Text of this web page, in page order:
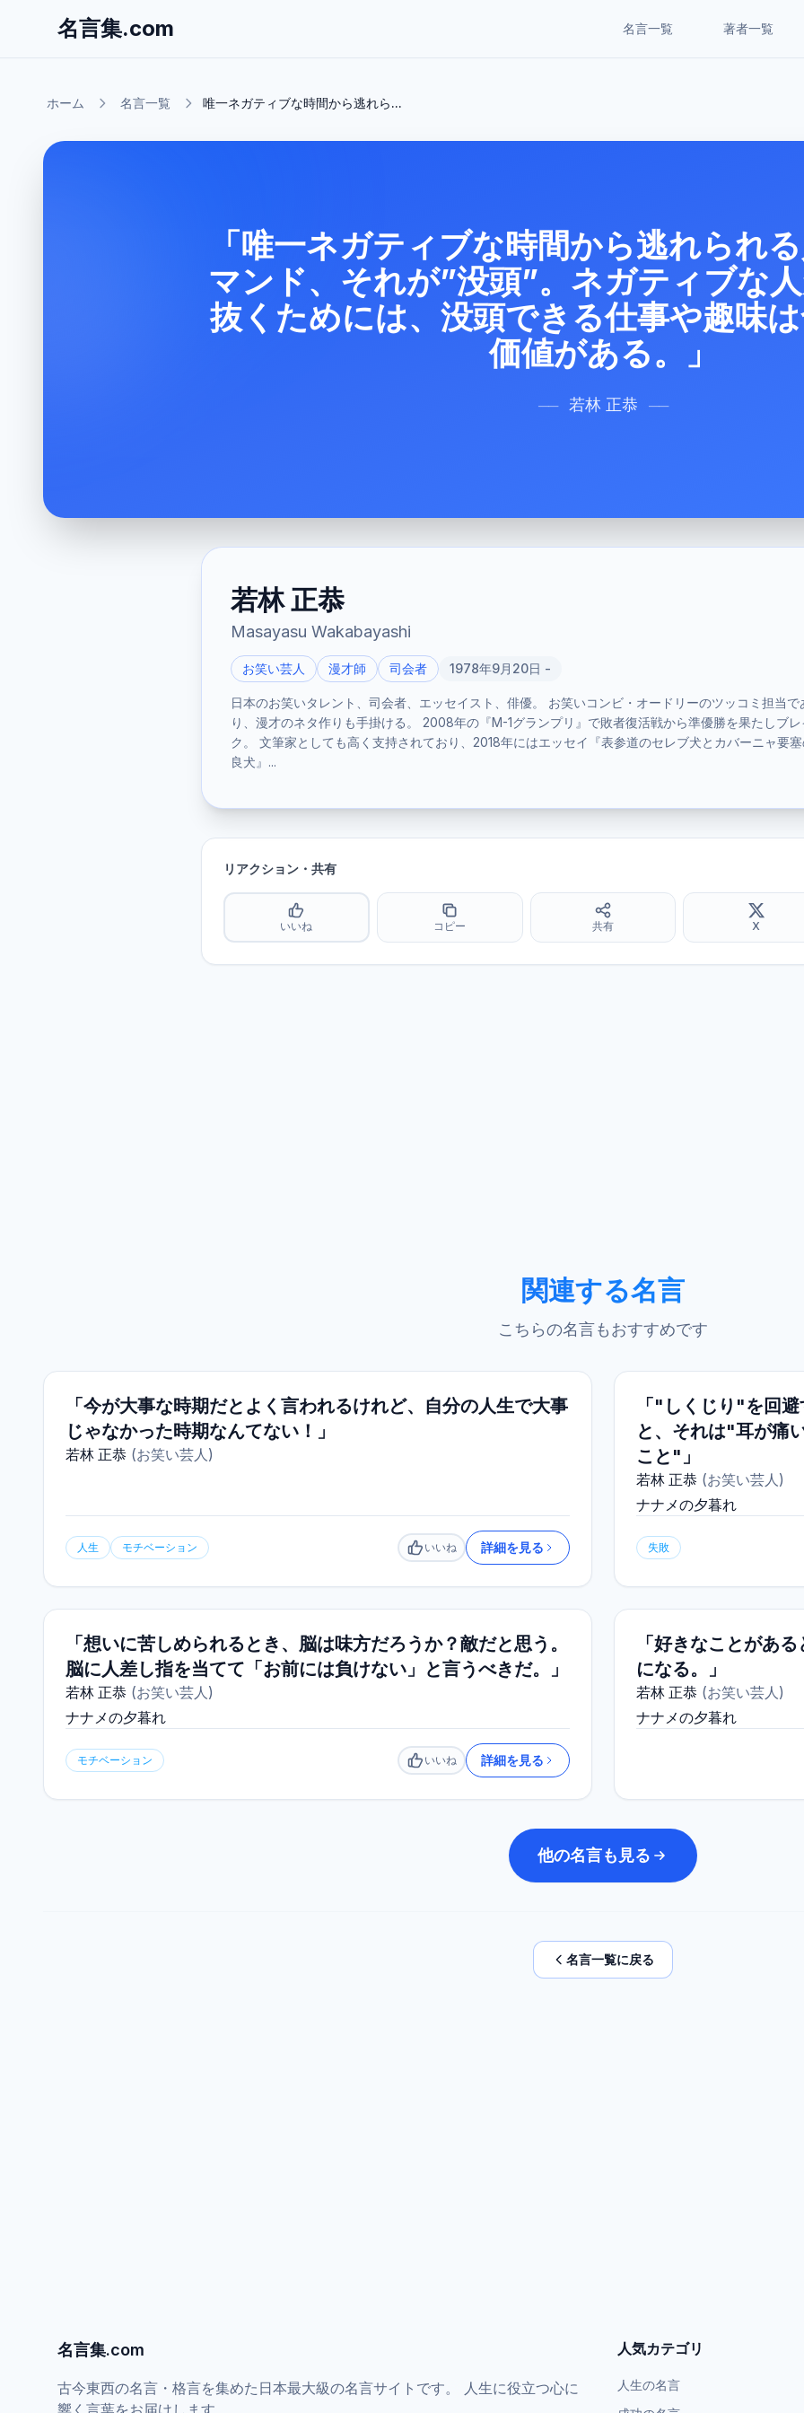
名言集.com 名言一覧 著者一覧
ホーム 名言一覧 唯一ネガティブな時間から逃れら...
「唯一ネガティブな時間から逃れられ
マンド、それが”没頭”。ネガティブな
抜くためには、没頭できる仕事や趣味
価値がある。」
── 若林 正恭 ──
若林 正恭
Masayasu Wakabayashi
お笑い芸人 漫才師 司会者 1978年9月20日 -
日本のお笑いタレント、司会者、エッセイスト、俳優。 お笑いコンビ・オードリーのツッコミ担当で
り、漫才のネタ作りも手掛ける。 2008年の『M-1グランプリ』で敗者復活戦から準優勝を果たしブレ
ク。 文筆家としても高く支持されており、2018年にはエッセイ『表参道のセレブ犬とカバーニャ要
良犬』...
リアクション・共有
いいね コピー 共有 X
関連する名言
こちらの名言もおすすめです
「今が大事な時期だとよく言われるけれど、自分の人生で大事
じゃなかった時期なんてない！」
若林 正恭 (お笑い芸人 )
人生 モチベーション いいね
いいね 詳細を見る
「"しくじり"を回
と、それは"耳が痛
こと"」
若林 正恭 (お笑い芸人 )
ナナメの夕暮れ
失敗
「想いに苦しめられるとき、脳は味方だろうか？敵だと思う。
脳に人差し指を当てて「お前には負けない」と言うべきだ。」
若林 正恭 (お笑い芸人 )
ナナメの夕暮れ
モチベーション いいね
いいね 詳細を見る
「好きなことがあ
になる。」
若林 正恭 (お笑い芸人 )
ナナメの夕暮れ
他の名言も見る
名言一覧に戻る
名言集.com
古今東西の名言・格言を集めた日本最大級の名言サイトです。 人生に役立つ心に
響く言葉をお届けします。
人気カテゴリ
人生の名言